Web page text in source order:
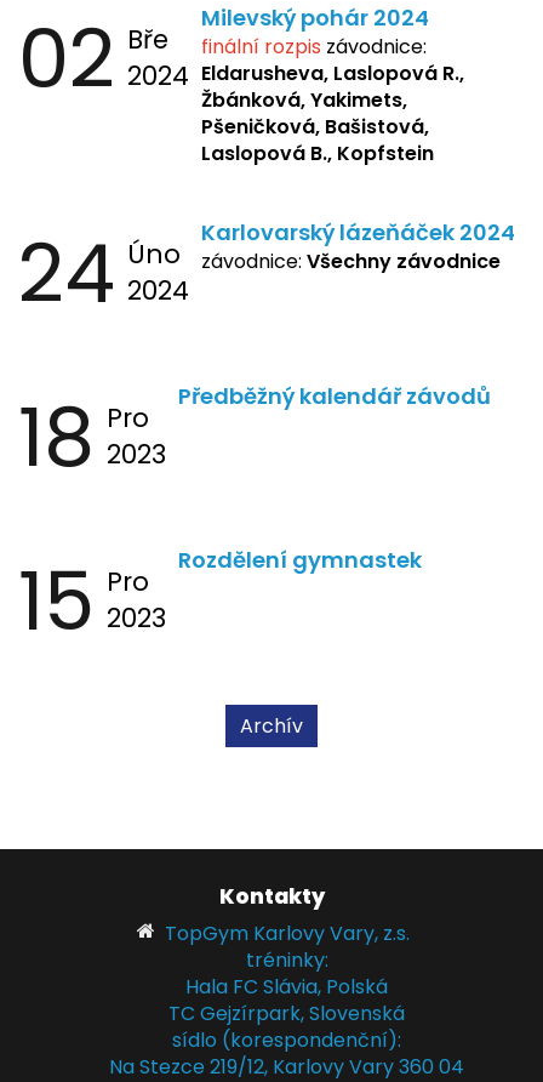
02 Bře
2024
Milevský pohár 2024
finální rozpis závodnice:
Eldarusheva, Laslopová R.,
Žbánková, Yakimets,
Pšeničková, Bašistová,
Laslopová B., Kopfstein
24 Úno
2024
Karlovarský lázeňáček 2024
závodnice: Všechny závodnice
18 Pro
2023
Předběžný kalendář závodů
15 Pro
2023
Rozdělení gymnastek
Archív
Kontakty
TopGym Karlovy Vary, z.s.
tréninky:
Hala FC Slávia, Polská
TC Gejzírpark, Slovenská
sídlo (korespondenční):
Na Stezce 219/12, Karlovy Vary 360 04